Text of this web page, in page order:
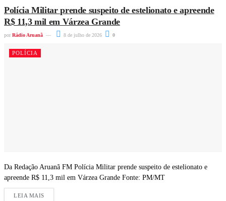
Polícia Militar prende suspeito de estelionato e apreende
R$ 11,3 mil em Várzea Grande
por Rádio Aruanã 8 de julho de 2026 0
POLÍCIA
Da Redação Aruanã FM Polícia Militar prende suspeito de estelionato e
apreende R$ 11,3 mil em Várzea Grande Fonte: PM/MT
LEIA MAIS